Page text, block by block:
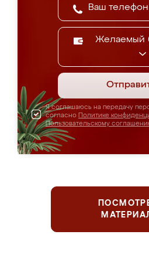
Желаемый
Я соглашаюсь на передачу
согласно Политике
Пользовательскому